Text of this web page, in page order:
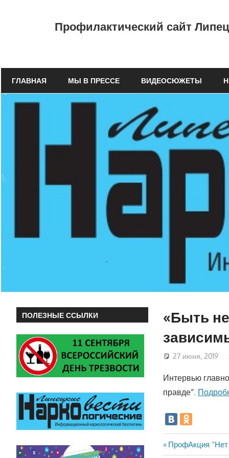
Профилактический
ГУЗ
"Липецкий
наркологический
Профилактический сайт
ГЛАВНАЯ МЫ В ПРЕССЕ ВИДЕОСЮЖЕТЫ
«Быть
27 июня, 2019
Интервью
правде”.
Предыдущая
ПрофАкция “Нет
ПОЛЕЗНЫЕ ССЫЛКИ